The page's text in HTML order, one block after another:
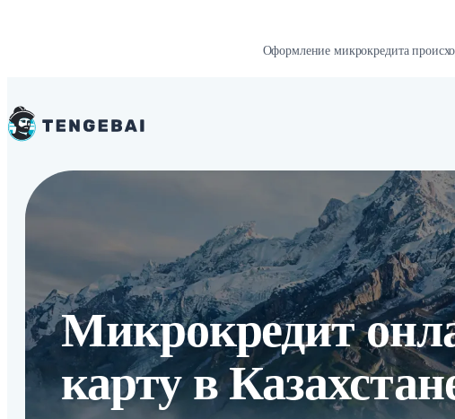
Оформление микрокредита
Микрокредит
карту в